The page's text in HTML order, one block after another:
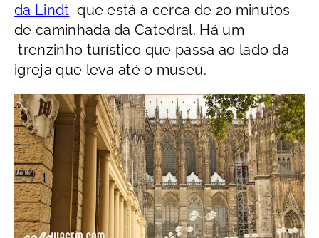
da Lindt que está a cerca de 20 minutos
de caminhada da Catedral. Há um
trenzinho turístico que passa ao lado da
igreja que leva até o museu.